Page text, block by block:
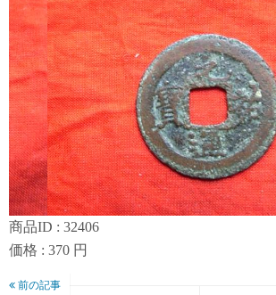
商品ID : 32406
価格 : 370 円
前の記事